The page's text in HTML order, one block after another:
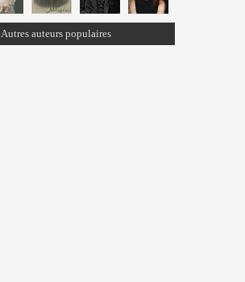
Autres auteurs populaires